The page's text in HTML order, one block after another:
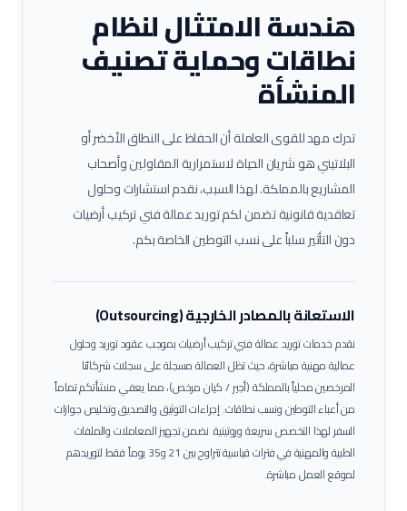
هندسة الامتثال لنظام
نطاقات وحماية تصنيف
المنشأة
تدرك مهد للقوى العاملة أن الحفاظ على النطاق الأخضر أو
البلاتيني هو شريان الحياة لاستمرارية المقاولين وأصحاب
المشاريع بالمملكة. لهذا السبب، نقدم استشارات وحلول
تعاقدية قانونية تضمن لكم توريد عمالةفني تركيب أرضيات
دون التأثير سلباً على نسب التوطين الخاصة بكم.
الاستعانة بالمصادر الخارجية (Outsourcing)
نقدم خدمات توريد عمالةفني تركيب أرضياتبموجب عقود توريد وحلول
عمالية مهنية مباشرة، حيث تظل العمالة مسجلة على سجلات شركائنا
المرخصين محلياً بالمملكة (أجير / كيان مرخص)، مما يعفي منشأتكم تماماً
من أعباء التوطين ونسب نطاقات.إجراءات التوثيق والتصديق وتخليص جوازات
السفر لهذا التخصص سريعة وروتينية. نضمن تجهيز المعاملات والملفات
الطبية والمهنية في فترات قياسية تتراوح بين 21 و35 يوماً فقط لتوريدهم
لموقع العمل مباشرة.